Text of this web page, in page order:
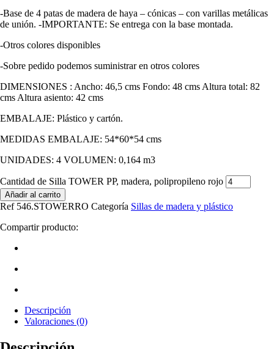
-Base de 4 patas de madera de haya – cónicas – con varillas metálicas
de unión. -IMPORTANTE: Se entrega con la base montada.
-Otros colores disponibles
-Sobre pedido podemos suministrar en otros colores
DIMENSIONES : Ancho: 46,5 cms Fondo: 48 cms Altura total: 82
cms Altura asiento: 42 cms
EMBALAJE: Plástico y cartón.
MEDIDAS EMBALAJE: 54*60*54 cms
UNIDADES: 4 VOLUMEN: 0,164 m3
Cantidad de Silla TOWER PP, madera, polipropileno rojo
Añadir al carrito
Ref 546.STOWERRO Categoría Sillas de madera y plástico
Compartir producto:
Descripción
Valoraciones (0)